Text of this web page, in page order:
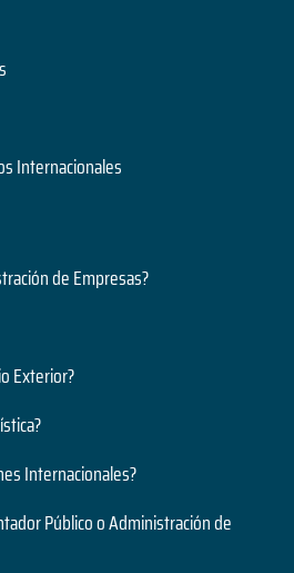
Internacionales
de Empresas?
Exterior?
Internacionales?
Público o Administración de